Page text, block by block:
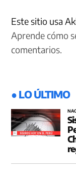
Este sitio usa
Aprende cómo
comentarios.
● LO ÚLTIMO